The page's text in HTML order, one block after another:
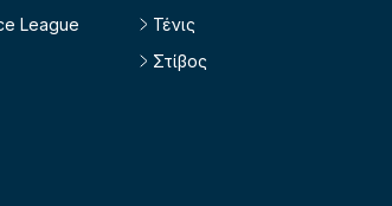
League
Τένις
Στίβος